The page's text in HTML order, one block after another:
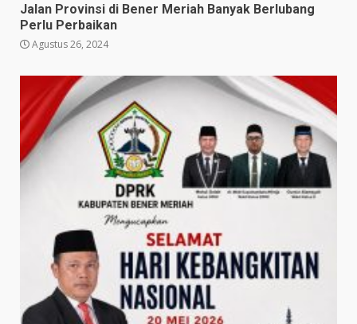
Jalan Provinsi di Bener Meriah Banyak Berlubang
Perlu Perbaikan
Agustus 26, 2024